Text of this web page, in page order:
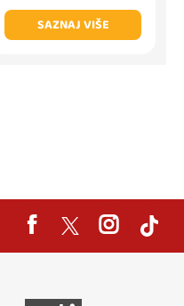
SAZNAJ VIŠE